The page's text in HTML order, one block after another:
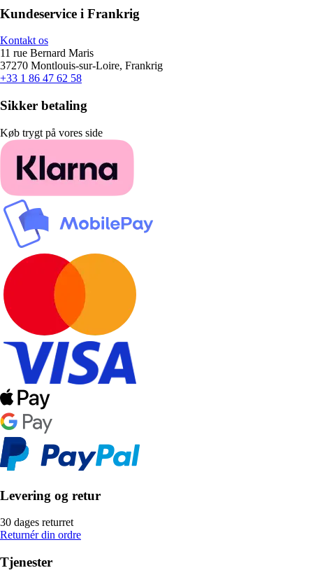
Kundeservice i Frankrig
Kontakt os
11 rue Bernard Maris
37270 Montlouis-sur-Loire, Frankrig
+33 1 86 47 62 58
Sikker betaling
Køb trygt på vores side
Levering og retur
30 dages returret
Returnér din ordre
Tjenester